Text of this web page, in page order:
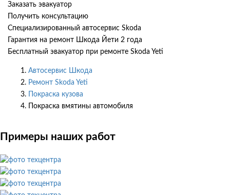
Заказать эвакуатор
Получить консультацию
Специализированный автосервис Skoda
Гарантия на ремонт Шкода Йети 2 года
Бесплатный эвакуатор при ремонте Skoda Yeti
Автосервис Шкода
Ремонт Skoda Yeti
Покраска кузова
Покраска вмятины автомобиля
Примеры наших работ